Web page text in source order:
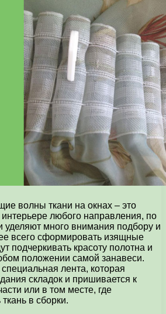
волны ткани на окнах – это
любого направления, по
уделяют много внимания подбору и
всего сформировать изящные
подчеркивать красоту полотна и
положении самой занавеси.
лента, которая
складок и пришивается к
или в том месте, где
в сборки.